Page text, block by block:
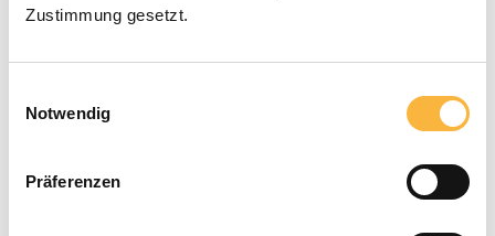
Zustimmung gesetzt.
Notwendig
Präferenzen
Zahlungsarten